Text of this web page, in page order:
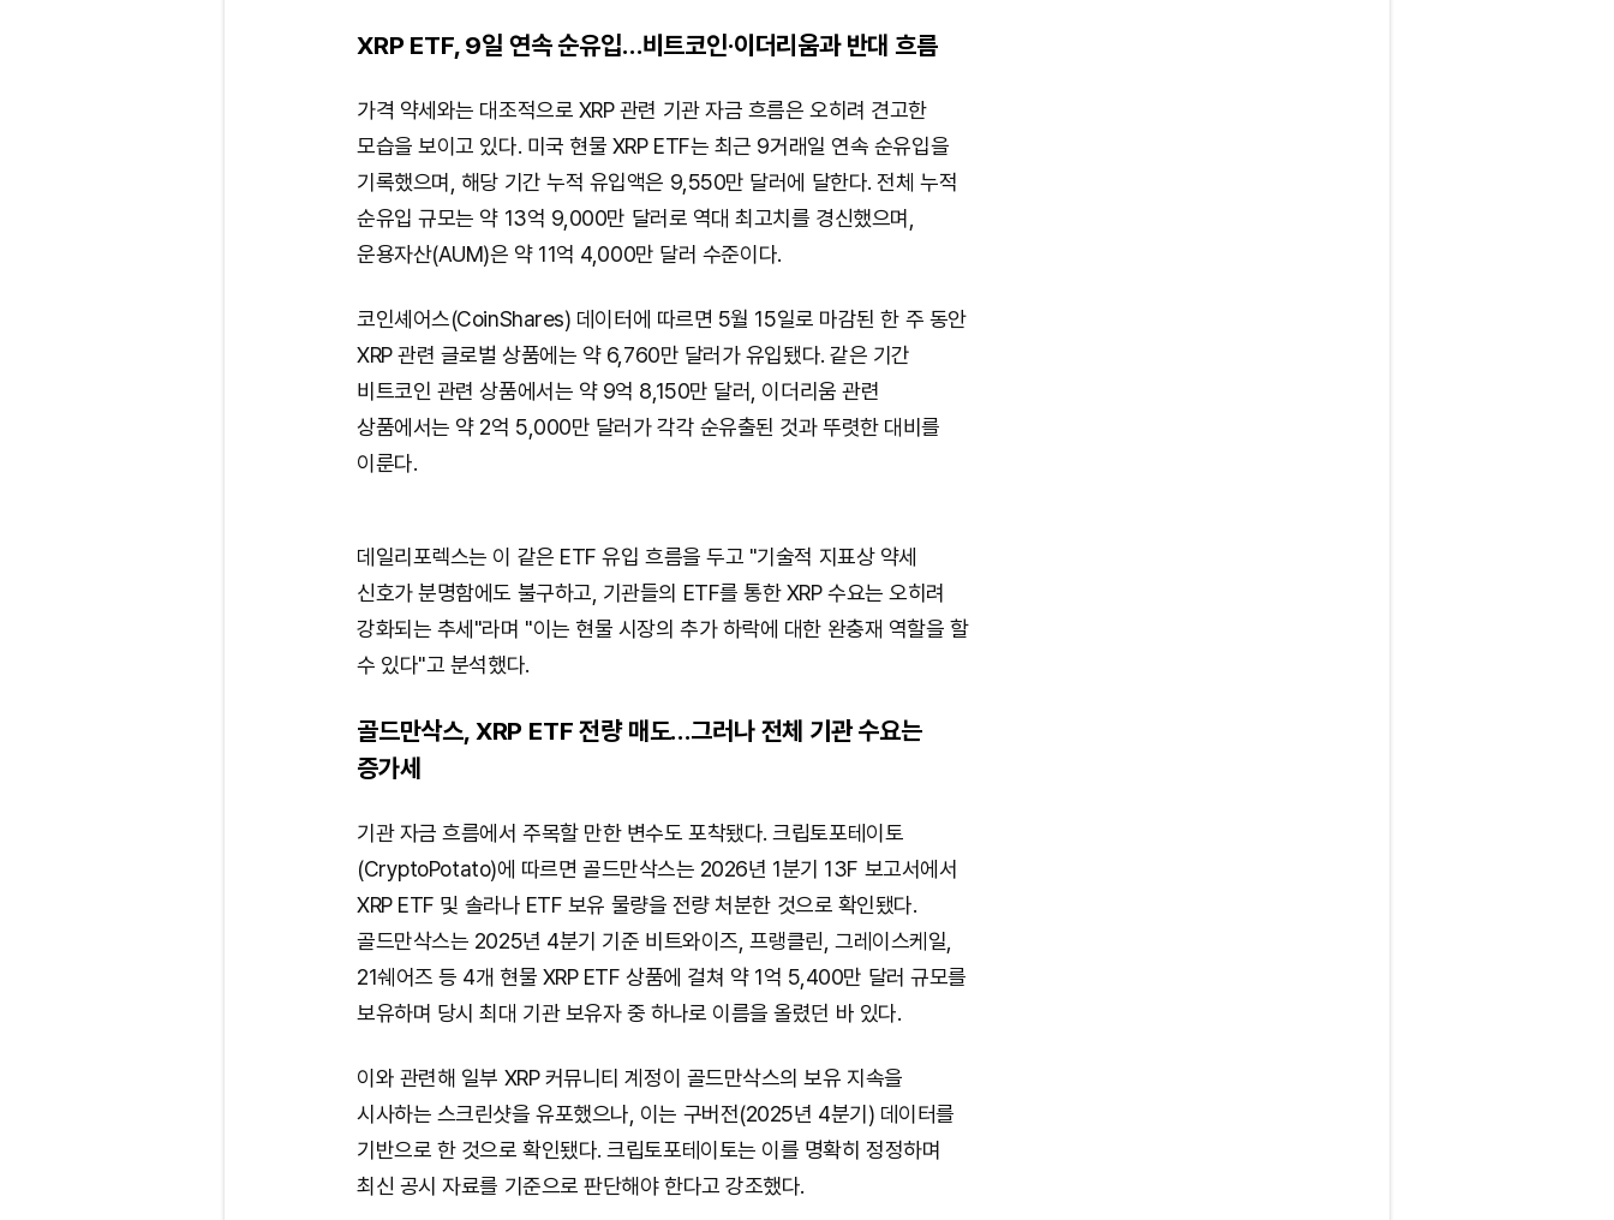
XRP ETF, 9일 연속 순유입…비트코인·이더리움과 반대 흐름
가격 약세와는 대조적으로 XRP 관련 기관 자금 흐름은 오히려 견고한
모습을 보이고 있다. 미국 현물 XRP ETF는 최근 9거래일 연속 순유입을
기록했으며, 해당 기간 누적 유입액은 9,550만 달러에 달한다. 전체 누적
순유입 규모는 약 13억 9,000만 달러로 역대 최고치를 경신했으며,
운용자산(AUM)은 약 11억 4,000만 달러 수준이다.
코인셰어스(CoinShares) 데이터에 따르면 5월 15일로 마감된 한 주 동안
XRP 관련 글로벌 상품에는 약 6,760만 달러가 유입됐다. 같은 기간
비트코인 관련 상품에서는 약 9억 8,150만 달러, 이더리움 관련
상품에서는 약 2억 5,000만 달러가 각각 순유출된 것과 뚜렷한 대비를
이룬다.
데일리포렉스는 이 같은 ETF 유입 흐름을 두고 "기술적 지표상 약세
신호가 분명함에도 불구하고, 기관들의 ETF를 통한 XRP 수요는 오히려
강화되는 추세"라며 "이는 현물 시장의 추가 하락에 대한 완충재 역할을 할
수 있다"고 분석했다.
골드만삭스, XRP ETF 전량 매도…그러나 전체 기관 수요는
증가세
기관 자금 흐름에서 주목할 만한 변수도 포착됐다. 크립토포테이토
(CryptoPotato)에 따르면 골드만삭스는 2026년 1분기 13F 보고서에서
XRP ETF 및 솔라나 ETF 보유 물량을 전량 처분한 것으로 확인됐다.
골드만삭스는 2025년 4분기 기준 비트와이즈, 프랭클린, 그레이스케일,
21쉐어즈 등 4개 현물 XRP ETF 상품에 걸쳐 약 1억 5,400만 달러 규모를
보유하며 당시 최대 기관 보유자 중 하나로 이름을 올렸던 바 있다.
이와 관련해 일부 XRP 커뮤니티 계정이 골드만삭스의 보유 지속을
시사하는 스크린샷을 유포했으나, 이는 구버전(2025년 4분기) 데이터를
기반으로 한 것으로 확인됐다. 크립토포테이토는 이를 명확히 정정하며
최신 공시 자료를 기준으로 판단해야 한다고 강조했다.